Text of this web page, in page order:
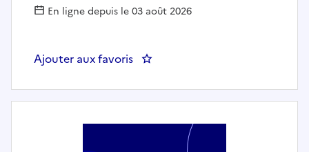
En ligne depuis le 03 août 2026
Ajouter aux favoris : Gestionnaire carrière paie (h/f)